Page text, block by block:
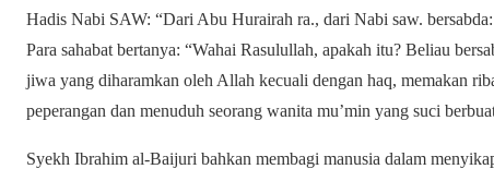
Hadis Nabi SAW: “Dari Abu Hurairah ra., dari Nabi saw.
Para sahabat bertanya: “Wahai Rasulullah, apakah itu? Beliau
jiwa yang diharamkan oleh Allah kecuali dengan haq, memakan
peperangan dan menuduh seorang wanita mu’min yang suci
Syekh Ibrahim al-Baijuri bahkan membagi manusia dalam